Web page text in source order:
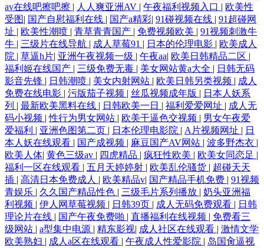
av在线吧擦吧擦 | 人人爽亚洲AV | 午夜福利视频入口 | 欧美性
受图| 国产自慰福利在线 | 国产a精彩| 91碰视频在线 | 91超碰网
址 | 欧美性潮喷 | 青草青青国产 | 免费视频欧美 | 91视频刺激牛
牛 | 三级片在线导航 | 成人草莓91 | 日本的伦理电影 | 欧美成人
院 | 草逼h片| 亚洲午夜视频一级 | 午夜aa| 欧美日韩精品二区 |
福利姬在线国产 | 三级免费无毒 | 美女网站黄a大全 | 日韩无码
影音先锋 | 日韩潮喷 | 美女内射网站 | 欧美日韩另类视频 | 成人
免费在线电影 | 污版茄子视频 | 丝瓜视频成年版 | 日本人妖系
列 | 最新欧美黑料在线 | 日韩欧美一日 | 福利爱爱网址 | 成人无
码小视频 |性行为男女网站 | 欧美干逼色交视频 | 男女午夜爱
爱福利 | 亚洲色图第二页 | 日本伦理电影院 | A片视频网址 | 日
本人妖在线观看 | 国产成视频 | 麻豆国产AV网站 | 波多野杰衣 |
欧美人体| 黄色三级av | 四虎精品 | 疯狂性欧美 | 欧美女同恋足 |
福利一区在线观看 | 五月天婷婷射 | 欧美乱伦骚货 | 超碰天天
插 | 高清日本免费成人 | 欧美精品v| 国产精品手机免费 | 91视频
青娱乐 | 久久国产精品性色 | 三级毛片系列播放 | 奶头亚洲福
利视频 | 伊人网草莓视频 | 日韩39页 | 成人无码免费观看 | 日韩
理论片在线 | 国产午夜免费啪 | 直播福利在线视频 | 免费看三
级网站 | a型集中电源 | 精东影视| 成人社区在线观看 | 激情文学
欧美熟妇 | 成人a区在线观看 | 午夜成人性爱影院 | 岛国肏逼视